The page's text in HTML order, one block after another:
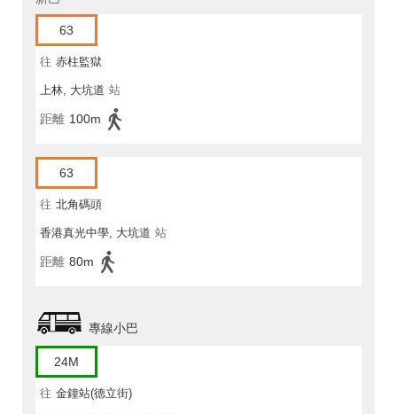
63
往 赤柱監獄
上林, 大坑道 站
距離 100m
63
往 北角碼頭
香港真光中學, 大坑道 站
距離 80m
專線小巴
24M
往 金鐘站(德立街)